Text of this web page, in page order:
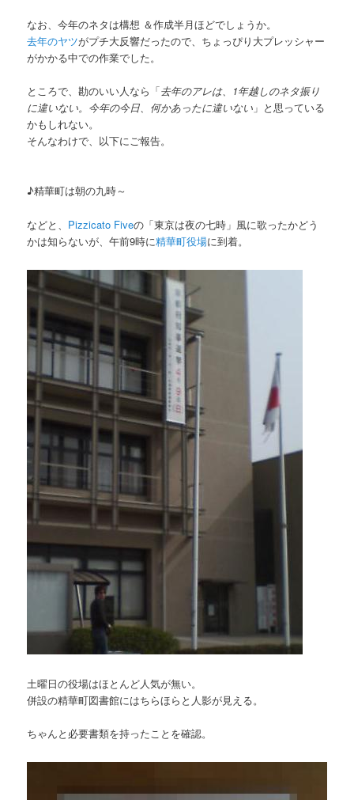
なお、今年のネタは構想 ＆作成半月ほどでしょうか。
去年のヤツがプチ大反響だったので、ちょっぴり大プレッシャー
がかかる中での作業でした。
ところで、勘のいい人なら「去年のアレは、1年越しのネタ振り
に違いない。今年の今日、何かあったに違いない 」と思っている
かもしれない。
そんなわけで、以下にご報告。
♪精華町は朝の九時～
などと、 Pizzicato Fiveの「東京は夜の七時」風に歌ったかどう
かは知らないが、午前9時に精華町役場に到着。
土曜日の役場はほとんど人気が無い。
併設の精華町図書館にはちらほらと人影が見える。
ちゃんと必要書類を持ったことを確認。